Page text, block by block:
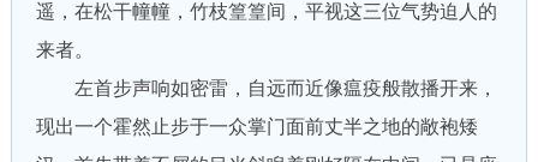
遥，在松干幢幢，竹枝篁篁间，平视这三位气势迫人的
来者。
左首步声响如密雷，自远而近像瘟疫般散播开来，
现出一个霍然止步于一众掌门面前丈半之地的敞袍矮